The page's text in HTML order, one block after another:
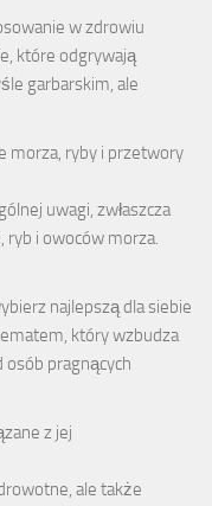
w zdrowiu
które odgrywają
garbarskim, ale
morza, ryby i przetwory
uwagi, zwłaszcza
ryb i owoców morza.
najlepszą dla siebie
który wzbudza
pragnących
z jej
ale także